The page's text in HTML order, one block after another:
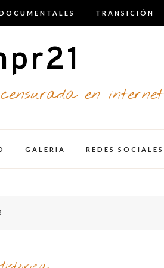
TRANSICIÓN
en internet
GALERIA REDES SOCIALES